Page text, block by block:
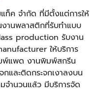
ท็ค จำกัด ที่มีตั้งแต่การให้
านพลาสติกที่รับทำแบบ
production รับงาน
ให้บริการ
พ์แพด งานพิมพ์สกรีน
และติดกระจกเงาลงบน
ำนวนแล้ว มีบริการจัด